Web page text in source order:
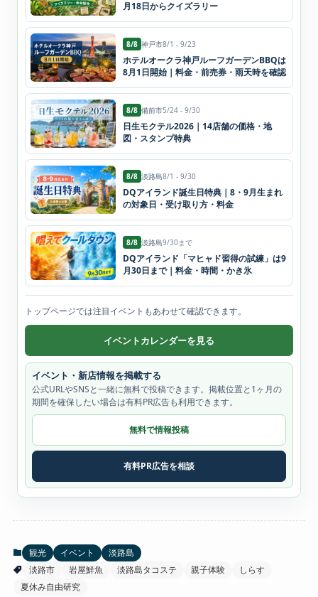
月18日からクイズラリー
8/8 神戸市8/1 - 9/23
ホテルオークラ神戸ルーフガーデンBBQは
8月1日開始｜料金・前売券・雨天時を確認
8/8 備前市5/24 - 9/30
日生モクテル2026｜14店舗の価格・地
図・スタンプ特典
8/8 淡路島8/1 - 9/30
DQアイランド誕生日特典｜8・9月生まれ
の対象日・受け取り方・料金
8/8 淡路島9/30まで
DQアイランド「マヒャド習得の試練」は9
月30日まで｜料金・時間・かき氷
トップページでは注目イベントもあわせて確認できます。
イベントカレンダーを見る
イベント・新店情報を掲載する
公式URLやSNSと一緒に無料で投稿できます。掲載位置と1ヶ月の
期間を確保したい場合は有料PR広告も利用できます。
無料で情報投稿
有料PR広告を相談
観光 イベント
淡路島
淡路市
岩屋鮮魚 淡路島タコステ 親子体験
しらす
夏休み自由研究